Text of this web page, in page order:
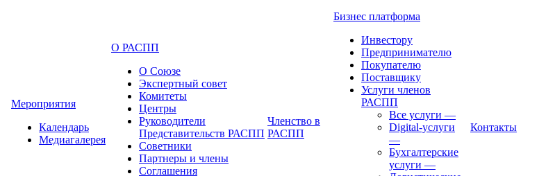
Мероприятия
Календарь
Медиагалерея
О РАСПП
О Союзе
Экспертный совет
Комитеты
Центры
Руководители
Представительств РАСПП
Советники
Партнеры и члены
Соглашения
Членство в
РАСПП
Бизнес платформа
Инвестору
Предпринимателю
Покупателю
Поставщику
Услуги членов
РАСПП
Все услуги —
Digital-услуги
—
Бухгалтерские
услуги —
Контакты